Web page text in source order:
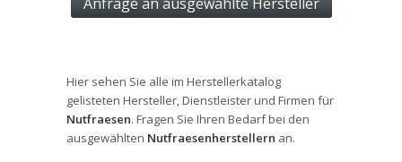
Hier sehen Sie alle im Herstellerkatalog
gelisteten Hersteller, Dienstleister und Firmen für
Nutfraesen. Fragen Sie Ihren Bedarf bei den
ausgewählten Nutfraesenherstellern an.